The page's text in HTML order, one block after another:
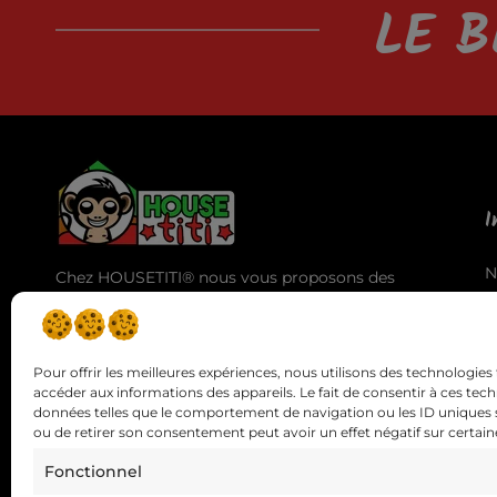
Pour offrir les meilleures expériences, nous utilisons des
accéder aux informations des appareils. Le fait de consentir à ces
données telles que le comportement de navigation ou les ID uniques
ou de retirer son consentement peut avoir un effet négatif sur
Fonctionnel
LE
Chez HOUSETITI® nous vous proposons des
meilleure expérience d'utilisation et des
Si vous avez des questions